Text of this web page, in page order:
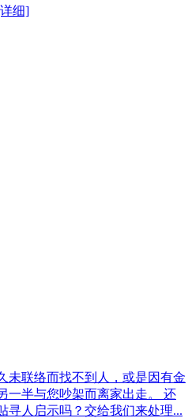
细]
未联络而找不到人，或是因有金
一半与您吵架而离家出走。 还
寻人启示吗？交给我们来处理...